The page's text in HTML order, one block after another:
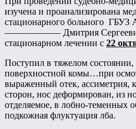
изучена и проанализирована
стационарного больного
—————— Дмитрия
стационарном лечении с 22
Поступил в тяжелом
поверхностной комы…при
выраженный отек, ассиметрия,
сторон, нос деформирован, из
отделяемое, в лобно-теменных
подкожная флуктуация лба.